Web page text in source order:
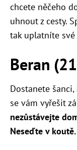
chcete něčeho
uhnout z cesty.
tak uplatníte
Beran
Dostanete
se vám vyřešit
nezůstávejte
Neseďte v koutě.